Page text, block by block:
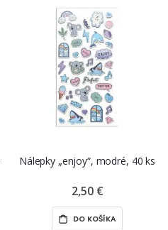
Nálepky „enjoy“, modré, 40 ks
2,50 €
DO KOŠÍKA